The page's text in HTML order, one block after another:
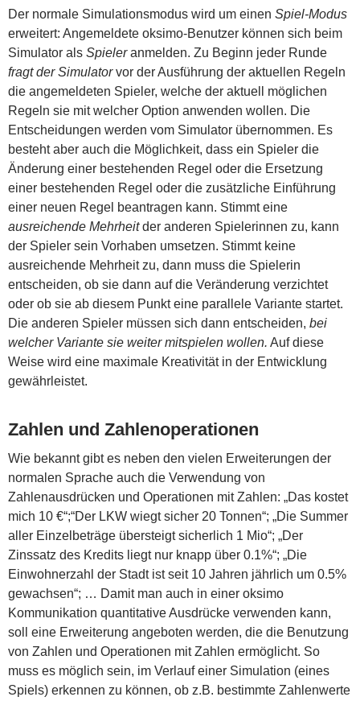
Der normale Simulationsmodus wird um einen Spiel-Modus
erweitert: Angemeldete oksimo-Benutzer können sich beim
Simulator als Spieleranmelden. Zu Beginn jeder Runde
fragt der Simulatorvor der Ausführung der aktuellen Regeln
die angemeldeten Spieler, welche der aktuell möglichen
Regeln sie mit welcher Option anwenden wollen. Die
Entscheidungen werden vom Simulator übernommen. Es
besteht aber auch die Möglichkeit, dass ein Spieler die
Änderung einer bestehenden Regel oder die Ersetzung
einer bestehenden Regel oder die zusätzliche Einführung
einer neuen Regel beantragen kann. Stimmt eine
ausreichende Mehrheitder anderen Spielerinnen zu, kann
der Spieler sein Vorhaben umsetzen. Stimmt keine
ausreichende Mehrheit zu, dann muss die Spielerin
entscheiden, ob sie dann auf die Veränderung verzichtet
oder ob sie ab diesem Punkt eine parallele Variante startet.
Die anderen Spieler müssen sich dann entscheiden, bei
welcher Variante sie weiter mitspielen wollen. Auf diese
Weise wird eine maximale Kreativität in der Entwicklung
gewährleistet.
Zahlen und Zahlenoperationen
Wie bekannt gibt es neben den vielen Erweiterungen der
normalen Sprache auch die Verwendung von
Zahlenausdrücken und Operationen mit Zahlen: „Das kostet
mich 10 €“;“Der LKW wiegt sicher 20 Tonnen“; „Die Summer
aller Einzelbeträge übersteigt sicherlich 1 Mio“; „Der
Zinssatz des Kredits liegt nur knapp über 0.1%“; „Die
Einwohnerzahl der Stadt ist seit 10 Jahren jährlich um 0.5%
gewachsen“; … Damit man auch in einer oksimo
Kommunikation quantitative Ausdrücke verwenden kann,
soll eine Erweiterung angeboten werden, die die Benutzung
von Zahlen und Operationen mit Zahlen ermöglicht. So
muss es möglich sein, im Verlauf einer Simulation (eines
Spiels) erkennen zu können, ob z.B. bestimmte Zahlenwerte